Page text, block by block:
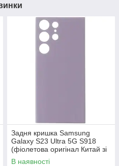
Задня кришка Samsung
Galaxy S23 Ultra 5G S918
(фіолетова оригінал Китай зі
склом камери)
В наявності